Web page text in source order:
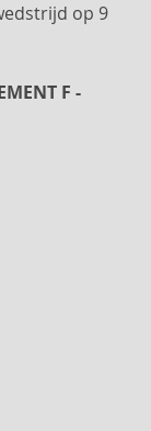
op 9
F -